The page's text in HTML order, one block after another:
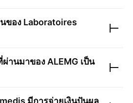
ของ Laboratoires
ผ่านมาของ ALEMG เป็น
มีการจ่ายเงินปันผล